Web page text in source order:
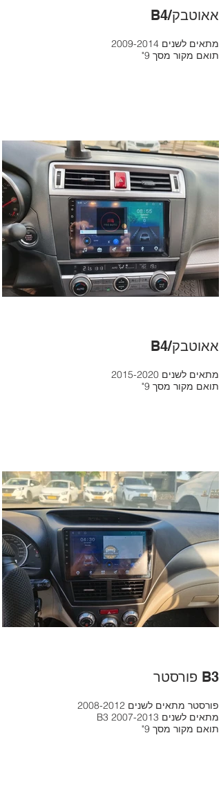
B4/אאוטבק
2009-2014 מתאים לשנים
"תואם מקור מסך 9
B4/אאוטבק
2015-2020 מתאים לשנים
"תואם מקור מסך 9
פורסטר B3
2008-2012 פורסטר מתאים לשנים
B3 2007-2013 מתאים לשנים
"תואם מקור מסך 9